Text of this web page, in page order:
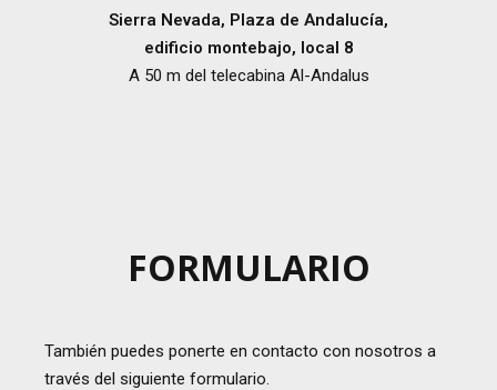
Sierra Nevada, Plaza de Andalucía,
edificio montebajo, local 8
A 50 m del telecabina Al-Andalus
FORMULARIO
También puedes ponerte en contacto con nosotros a
través del siguiente formulario.